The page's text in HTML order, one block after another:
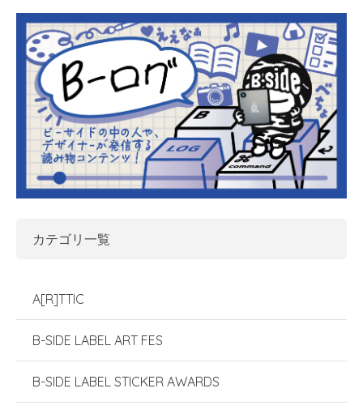
カテゴリ一覧
A[R]TTIC
B-SIDE LABEL ART FES
B-SIDE LABEL STICKER AWARDS